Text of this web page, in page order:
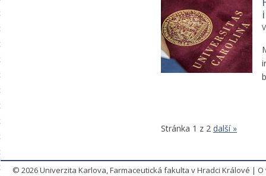
Stránka 1 z 2 další »
© 2026Univerzita Karlova, Farmaceutická fakulta v Hradci Králové |